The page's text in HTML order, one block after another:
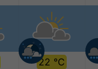
22 °C